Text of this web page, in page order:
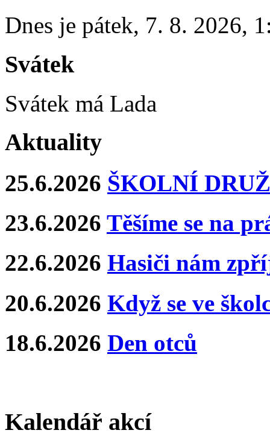
Dnes je pátek, 7. 8. 2026,
Svátek
Svátek má Lada
Aktuality
25.6.2026 ŠKOLNÍ
23.6.2026 Těšíme se na
22.6.2026 Hasiči nám
20.6.2026 Když se ve
18.6.2026 Den otců
Kalendář akcí